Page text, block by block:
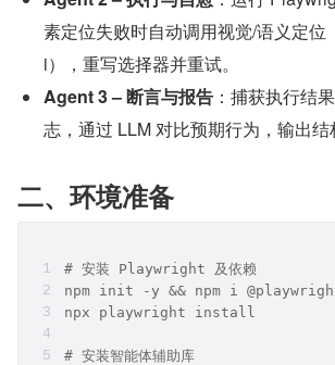
素定位失败时自动调用视觉/语义定位
i），重写选择器并重试。
Agent 3 – 断言与报告 ：捕获执行结
志，通过 LLM 对比预期行为，输出结
二、环境准备
# 安装 Playwright 及依赖
npm init -y && npm i
npx playwright install
# 安装智能体辅助库